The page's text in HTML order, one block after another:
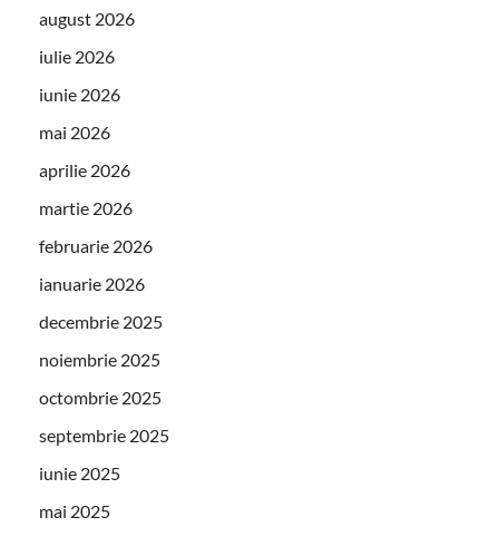
august 2026
iulie 2026
iunie 2026
mai 2026
aprilie 2026
martie 2026
februarie 2026
ianuarie 2026
decembrie 2025
noiembrie 2025
octombrie 2025
septembrie 2025
iunie 2025
mai 2025